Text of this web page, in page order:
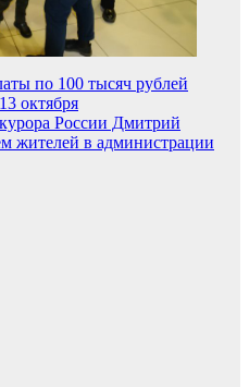
по 100 тысяч рублей
октября
России Дмитрий
жителей в администрации